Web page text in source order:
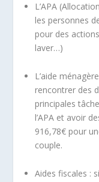
L’APA
les personnes
pour des
laver…)
L’aide
rencontrer des
principales
l’APA et avoir
916,78€ pour
couple.
Aides fiscales :